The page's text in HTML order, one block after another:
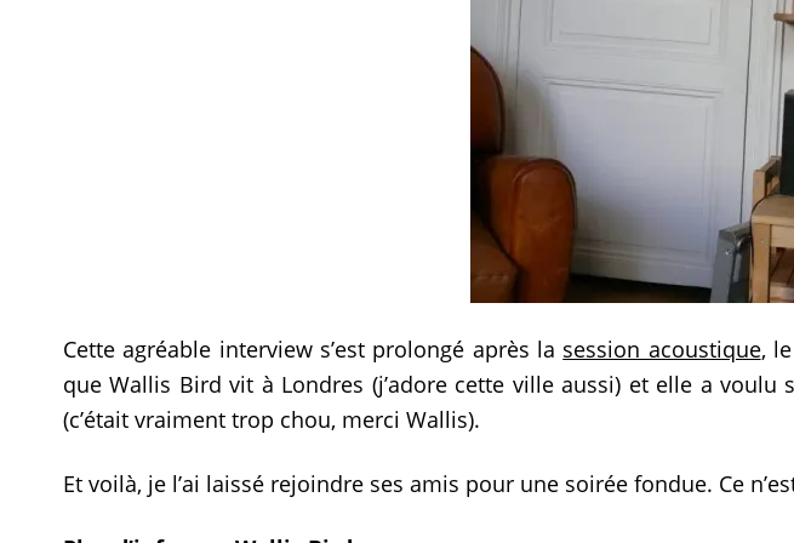
Cette agréable interview s’est prolongé après la session acoustique,
que Wallis Bird vit à Londres (j’adore cette ville aussi) et elle a
(c’était vraiment trop chou, merci Wallis).
Et voilà, je l’ai laissé rejoindre ses amis pour une soirée fondue. Ce